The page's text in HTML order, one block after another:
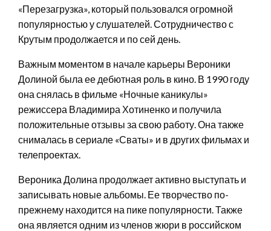
«Перезагрузка», который пользовался огромной
популярностью у слушателей. Сотрудничество с
Крутым продолжается и по сей день.
Важным моментом в начале карьеры Вероники
Долиной была ее дебютная роль в кино. В 1990 году
она снялась в фильме «Ночные каникулы»
режиссера Владимира Хотиненко и получила
положительные отзывы за свою работу. Она также
снималась в сериале «Сваты» и в других фильмах и
телепроектах.
Вероника Долина продолжает активно выступать и
записывать новые альбомы. Ее творчество по-
прежнему находится на пике популярности. Также
она является одним из членов жюри в российском